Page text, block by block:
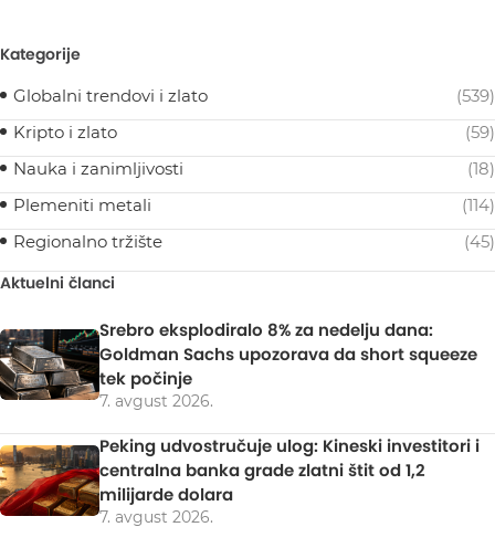
Kategorije
Globalni trendovi i zlato
(539)
Kripto i zlato
(59)
Nauka i zanimljivosti
(18)
Plemeniti metali
(114)
Regionalno tržište
(45)
Aktuelni članci
Srebro eksplodiralo 8% za nedelju dana:
Goldman Sachs upozorava da short squeeze
tek počinje
7. avgust 2026.
Peking udvostručuje ulog: Kineski investitori i
centralna banka grade zlatni štit od 1,2
milijarde dolara
7. avgust 2026.